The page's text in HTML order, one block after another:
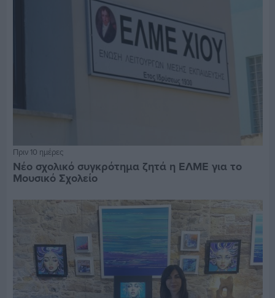
Πριν 10 ημέρες
Νέο σχολικό συγκρότημα ζητά η ΕΛΜΕ για το
Μουσικό Σχολείο